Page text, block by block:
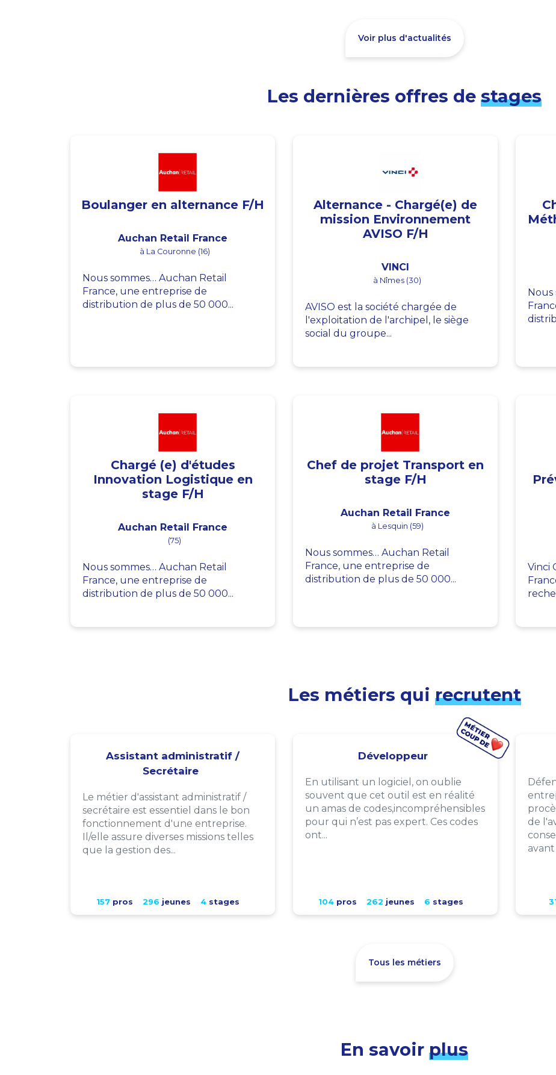
Voir plus d'actualités
Les dernières offres de stages
Boulanger en alternance F/H
Auchan Retail France
à La Couronne (16)
Nous sommes… Auchan Retail
France, une entreprise de
distribution de plus de 50 000...
Alternance - Chargé(e) de
mission Environnement
AVISO F/H
VINCI
à Nîmes (30)
AVISO est la société chargée de
l'exploitation de l'archipel, le siège
social du groupe...
Nous
Chargé (e) d'études
Innovation Logistique en
stage F/H
Auchan Retail France
(75)
Nous sommes… Auchan Retail
France, une entreprise de
distribution de plus de 50 000...
Chef de projet Transport en
stage F/H
Auchan Retail France
à Lesquin (59)
Nous sommes… Auchan Retail
France, une entreprise de
distribution de plus de 50 000...
Vinci
Les métiers qui recrutent
Assistant administratif /
Secrétaire
Le métier d'assistant administratif /
secrétaire est essentiel dans le bon
fonctionnement d'une entreprise.
Il/elle assure diverses missions telles
que la gestion des...
157 pros 296 jeunes 4 stages
Développeur
En utilisant un logiciel, on oublie
souvent que cet outil est en réalité
un amas de codes,incompréhensibles
pour qui n’est pas expert. Ces codes
ont...
104pros 262 jeunes 6 stages
de
avant
Tous les métiers
En savoir plus